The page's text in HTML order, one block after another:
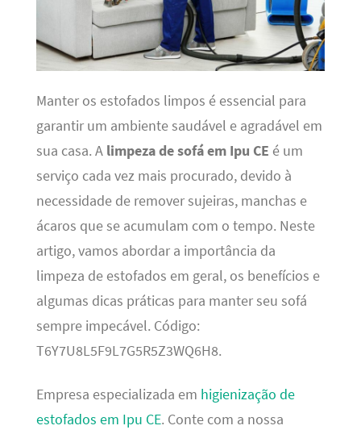
Manter os estofados limpos é essencial para
garantir um ambiente saudável e agradável em
sua casa. A limpeza de sofá em Ipu CE é um
serviço cada vez mais procurado, devido à
necessidade de remover sujeiras, manchas e
ácaros que se acumulam com o tempo. Neste
artigo, vamos abordar a importância da
limpeza de estofados em geral, os benefícios e
algumas dicas práticas para manter seu sofá
sempre impecável. Código:
T6Y7U8L5F9L7G5R5Z3WQ6H8.
Empresa especializada em higienização de
estofados em Ipu CE. Conte com a nossa